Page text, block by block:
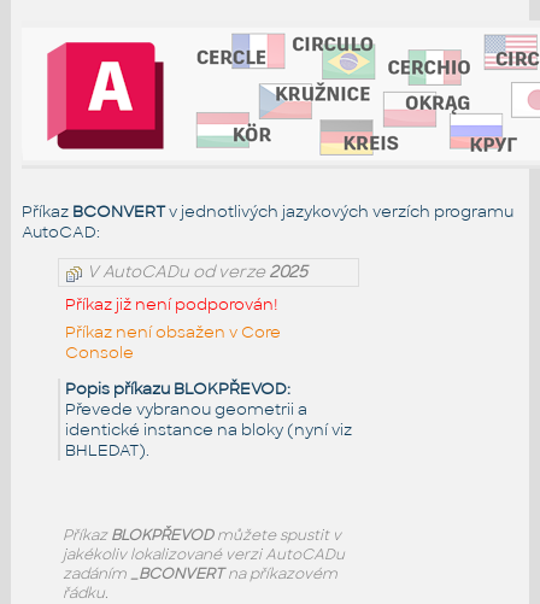
Příkaz BCONVERTv jednotlivých jazykových verzích programu
AutoCAD:
V AutoCADu od verze2025
Příkaz již není podporován!
Příkaz není obsažen v Core
Console
Popis příkazu BLOKPŘEVOD:
Převede vybranou geometrii a
identické instance na bloky (nyní viz
BHLEDAT).
PříkazBLOKPŘEVODmůžete spustit v
jakékoliv lokalizované verzi AutoCADu
zadáním _BCONVERTna příkazovém
řádku.